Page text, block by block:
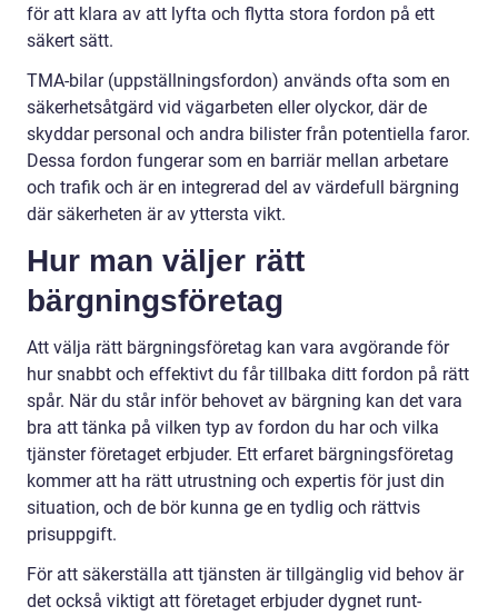
för att klara av att lyfta och flytta stora fordon på ett
säkert sätt.
TMA-bilar (uppställningsfordon) används ofta som en
säkerhetsåtgärd vid vägarbeten eller olyckor, där de
skyddar personal och andra bilister från potentiella faror.
Dessa fordon fungerar som en barriär mellan arbetare
och trafik och är en integrerad del av värdefull bärgning
där säkerheten är av yttersta vikt.
Hur man väljer rätt
bärgningsföretag
Att välja rätt bärgningsföretag kan vara avgörande för
hur snabbt och effektivt du får tillbaka ditt fordon på rätt
spår. När du står inför behovet av bärgning kan det vara
bra att tänka på vilken typ av fordon du har och vilka
tjänster företaget erbjuder. Ett erfaret bärgningsföretag
kommer att ha rätt utrustning och expertis för just din
situation, och de bör kunna ge en tydlig och rättvis
prisuppgift.
För att säkerställa att tjänsten är tillgänglig vid behov är
det också viktigt att företaget erbjuder dygnet runt-